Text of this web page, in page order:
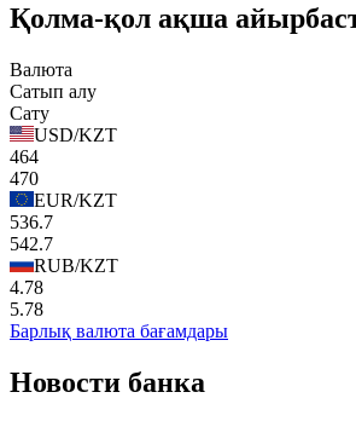
Қолма-қол ақша
Валюта
Сатып алу
Сату
USD/KZT
464
470
EUR/KZT
536.7
542.7
RUB/KZT
4.78
5.78
Барлық валюта бағамдары
Новости банка